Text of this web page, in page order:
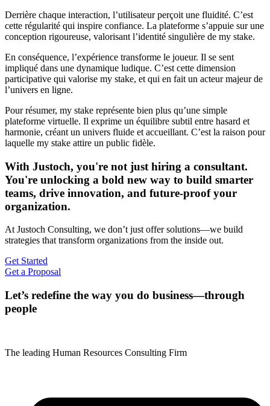
Derrière chaque interaction, l’utilisateur perçoit une fluidité. C’est
cette régularité qui inspire confiance. La plateforme s’appuie sur une
conception rigoureuse, valorisant l’identité singulière de my stake.
En conséquence, l’expérience transforme le joueur. Il se sent
impliqué dans une dynamique ludique. C’est cette dimension
participative qui valorise my stake, et qui en fait un acteur majeur de
l’univers en ligne.
Pour résumer, my stake représente bien plus qu’une simple
plateforme virtuelle. Il exprime un équilibre subtil entre hasard et
harmonie, créant un univers fluide et accueillant. C’est la raison pour
laquelle my stake attire un public fidèle.
With Justoch, you're not just hiring a consultant.
You're unlocking a bold new way to build smarter
teams, drive innovation, and future-proof your
organization.
At Justoch Consulting, we don’t just offer solutions—we build
strategies that transform organizations from the inside out.
Get Started
Get a Proposal
Let’s redefine the way you do business—through
people
The leading Human Resources Consulting Firm